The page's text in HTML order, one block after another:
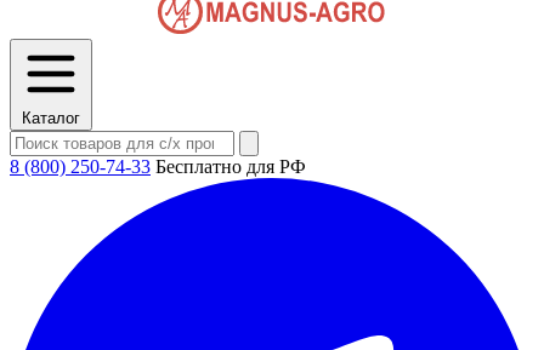
Каталог
8 (800) 250-74-33 Бесплатно для РФ